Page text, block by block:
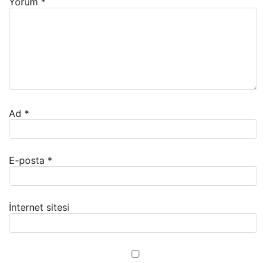
Ad *
E-posta *
İnternet sitesi